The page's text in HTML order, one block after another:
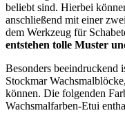
beliebt sind. Hierbei
anschließend mit einer
dem Werkzeug für
entstehen tolle Muster
Besonders beeindruckend
Stockmar
können. Die folgenden
Wachsmalfarben-Etui